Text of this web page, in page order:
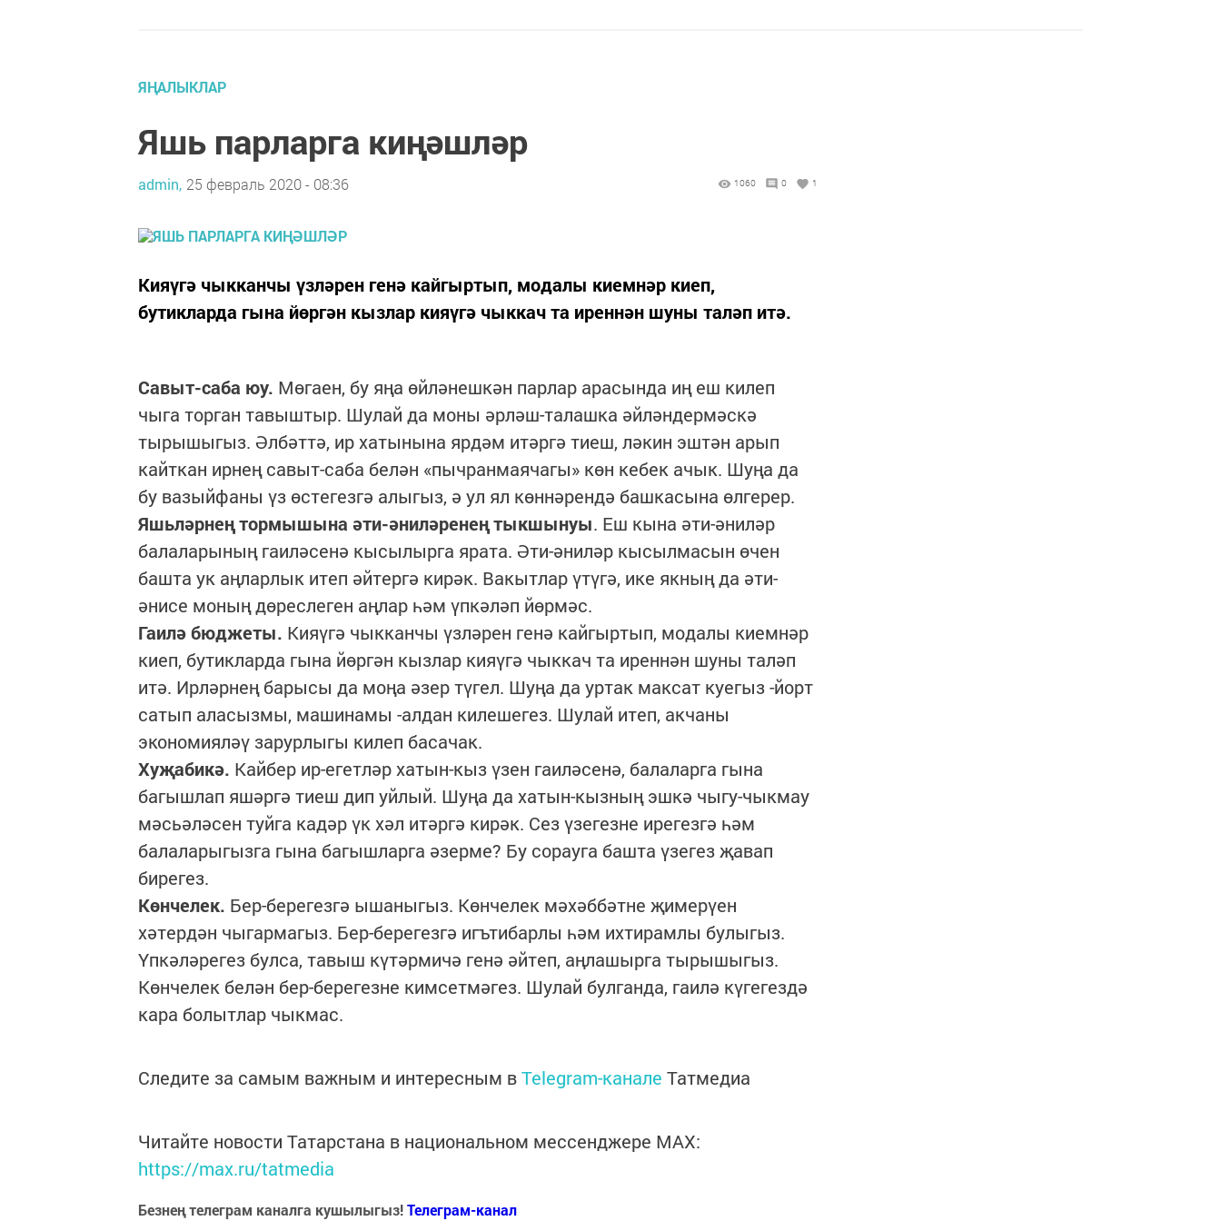
ЯҢАЛЫКЛАР
Яшь парларга киңәшләр
admin, 25 февраль 2020 - 08:36 1060 0 1
Кияүгә чыкканчы үзләрен генә кайгыртып, модалы киемнәр киеп,
бутикларда гына йөргән кызлар кияүгә чыккач та иреннән шуны таләп итә.
Савыт-саба юу. Мөгаен, бу яңа өйләнешкән парлар арасында иң еш килеп
чыга торган тавыштыр. Шулай да моны әрләш-талашка әйләндермәскә
тырышыгыз. Әлбәттә, ир хатынына ярдәм итәргә тиеш, ләкин эштән арып
кайткан ирнең савыт-саба белән «пычранмаячагы» көн кебек ачык. Шуңа да
бу вазыйфаны үз өстегезгә алыгыз, ә ул ял көннәрендә башкасына өлгерер.
Яшьләрнең тормышына әти-әниләренең тыкшынуы. Еш кына әти-әниләр
балаларының гаиләсенә кысылырга ярата. Әти-әниләр кысылмасын өчен
башта ук аңларлык итеп әйтергә кирәк. Вакытлар үтүгә, ике якның да әти-
әнисе моның дөреслеген аңлар һәм үпкәләп йөрмәс.
Гаилә бюджеты. Кияүгә чыкканчы үзләрен генә кайгыртып, модалы киемнәр
киеп, бутикларда гына йөргән кызлар кияүгә чыккач та иреннән шуны таләп
итә. Ирләрнең барысы да моңа әзер түгел. Шуңа да уртак максат куегыз -йорт
сатып аласызмы, машинамы -алдан килешегез. Шулай итеп, акчаны
экономияләү зарурлыгы килеп басачак.
Хуҗабикә. Кайбер ир-егетләр хатын-кыз үзен гаиләсенә, балаларга гына
багышлап яшәргә тиеш дип уйлый. Шуңа да хатын-кызның эшкә чыгу-чыкмау
мәсьәләсен туйга кадәр үк хәл итәргә кирәк. Сез үзегезне ирегезгә һәм
балаларыгызга гына багышларга әзерме? Бу сорауга башта үзегез җавап
бирегез.
Көнчелек. Бер-берегезгә ышаныгыз. Көнчелек мәхәббәтне җимерүен
хәтердән чыгармагыз. Бер-берегезгә игътибарлы һәм ихтирамлы булыгыз.
Үпкәләрегез булса, тавыш күтәрмичә генә әйтеп, аңлашырга тырышыгыз.
Көнчелек белән бер-берегезне кимсетмәгез. Шулай булганда, гаилә күгегездә
кара болытлар чыкмас.
Следите за самым важным и интересным вTelegram-канале Татмедиа
Читайте новости Татарстана в национальном мессенджере MАХ:
https://max.ru/tatmedia
Безнең телеграм каналга кушылыгыз!Телеграм-канал